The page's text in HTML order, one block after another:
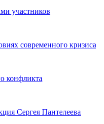
участников
современного кризиса
конфликта
Сергея Пантелеева